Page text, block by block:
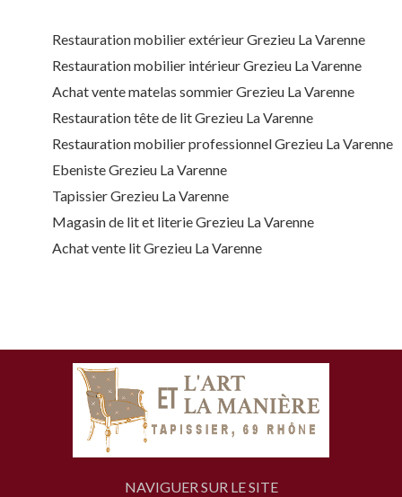
Restauration mobilier extérieur Grezieu La Varenne
Restauration mobilier intérieur Grezieu La Varenne
Achat vente matelas sommier Grezieu La Varenne
Restauration tête de lit Grezieu La Varenne
Restauration mobilier professionnel Grezieu La Varenne
Ebeniste Grezieu La Varenne
Tapissier Grezieu La Varenne
Magasin de lit et literie Grezieu La Varenne
Achat vente lit Grezieu La Varenne
NAVIGUER SUR LE SITE